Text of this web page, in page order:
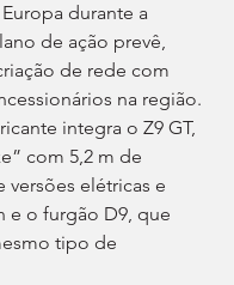
durante a
de ação prevê,
de rede com
na região.
integra o Z9 GT,
com 5,2 m de
elétricas e
e o furgão D9, que
tipo de